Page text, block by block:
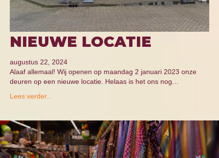
NIEUWE LOCATIE
augustus 22, 2024
Alaaf allemaal! Wij openen op maandag 2 januari 2023 onze
deuren op een nieuwe locatie. Helaas is het ons nog…
Lees verder...